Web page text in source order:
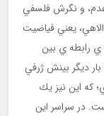
و نگرش فلسفي
يعني فياضيت
ي رابطه ي بين
ديگر بينش ژرفي
كه اين نيز يك
در سراسر اين